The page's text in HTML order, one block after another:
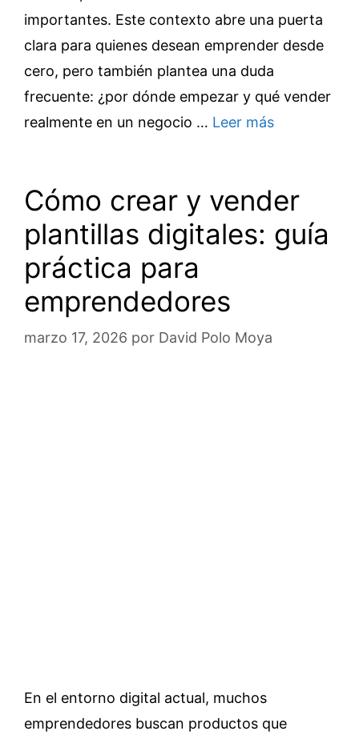
importantes. Este contexto abre una puerta
clara para quienes desean emprender desde
cero, pero también plantea una duda
frecuente: ¿por dónde empezar y qué vender
realmente en un negocio … Leer más
Cómo crear y vender
plantillas digitales: guía
práctica para
emprendedores
marzo 17, 2026 por David Polo Moya
En el entorno digital actual, muchos
emprendedores buscan productos que